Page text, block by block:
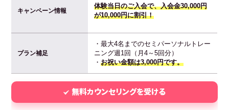
キャンペーン情報
体験当日のご入会で、入会金30,000円
が10,000円に割引！
プラン補足
・最大4名までのセミパーソナルトレー
ニング週1回（月4～5回分）
・お祝い金額は3,000円です。
無料カウンセリングを受ける